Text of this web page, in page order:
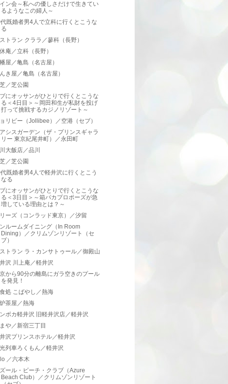
ン会～私への優しさだけで生きてい
るようなこの婦人～
既婚者男4人で立科に行くとこうな
る
トラン クララ／蓼科（長野）
庵／立科（長野）
屋／亀島（名古屋）
き屋／亀島（名古屋）
／芝公園
にオッサンがひとりで行くとこうな
る＜4日目＞～岡田和生が私財を投げ
打って挑戦するカジノリゾート～
リビー（Jollibee）／空港（セブ）
シスガーデン（ザ・プリンスギャラ
リー 東京紀尾井町）／永田町
大飯店／品川
／芝公園
既婚者男4人で軽井沢に行くとこう
なる
にオッサンがひとりで行くとこうな
る＜3日目＞～箱パカプロポーズが急
増している理由とは？～
ーズ（コンラッド東京）／汐留
ルームダイニング（In Room
Dining）／クリムゾンリゾート（セ
ブ）
トラン ラ・カンサトゥール／御殿山
沢 川上庵／軽井沢
から90分の離島にガラ空きのプール
を発見！
処 こばやし／熱海
茶屋／熱海
ボカ軽井沢 旧軽井沢店／軽井沢
や／新宿三丁目
沢プリンスホテル／軽井沢
列車ろくもん／軽井沢
／六本木
ール・ビーチ・クラブ（Azure
Beach Club）／クリムゾンリゾート